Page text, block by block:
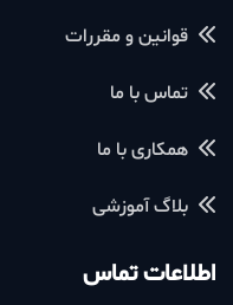
قوانین و مقررات
تماس با ما
همکاری با ما
بلاگ آموزشی
اطلاعات تماس